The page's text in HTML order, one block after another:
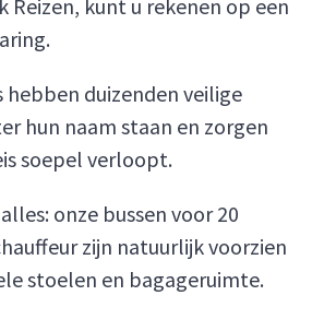
Reizen, kunt u rekenen op een
hebben duizenden veilige
hun naam staan en zorgen
soepel verloopt.
onze bussen voor 20
zijn natuurlijk voorzien
stoelen en bagageruimte.